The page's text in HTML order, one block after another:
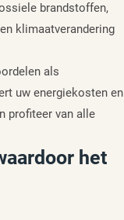
brandstoffen,
klimaatverandering
als
uw energiekosten en
profiteer van alle
het